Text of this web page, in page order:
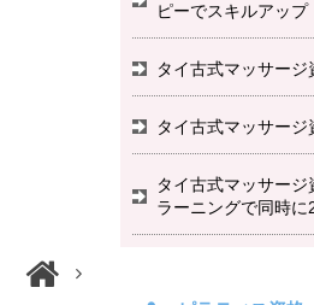
ピーでスキルアップ
タイ古式マッサー
タイ古式マッサー
タイ古式マッサー
ラーニングで同時